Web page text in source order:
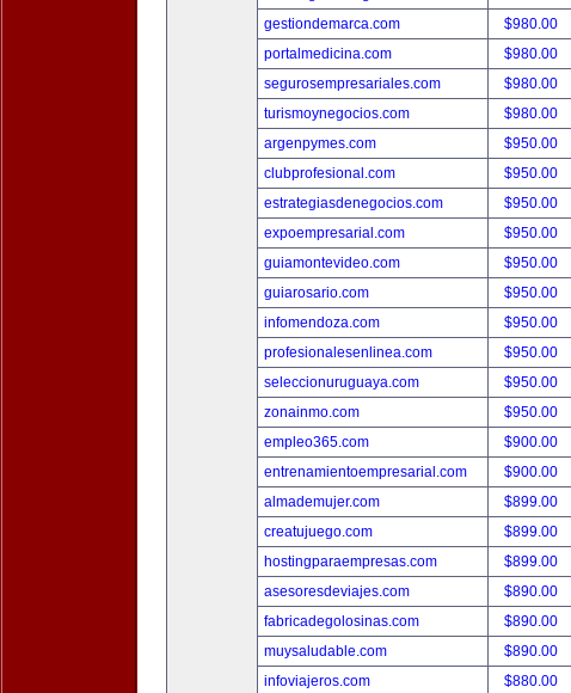
gestiondemarca.com
$980.00
portalmedicina.com
$980.00
segurosempresariales.com
$980.00
turismoynegocios.com
$980.00
argenpymes.com
$950.00
clubprofesional.com
$950.00
estrategiasdenegocios.com
$950.00
expoempresarial.com
$950.00
guiamontevideo.com
$950.00
guiarosario.com
$950.00
infomendoza.com
$950.00
profesionalesenlinea.com
$950.00
seleccionuruguaya.com
$950.00
zonainmo.com
$950.00
empleo365.com
$900.00
entrenamientoempresarial.com
$900.00
almademujer.com
$899.00
creatujuego.com
$899.00
hostingparaempresas.com
$899.00
asesoresdeviajes.com
$890.00
fabricadegolosinas.com
$890.00
muysaludable.com
$890.00
infoviajeros.com
$880.00